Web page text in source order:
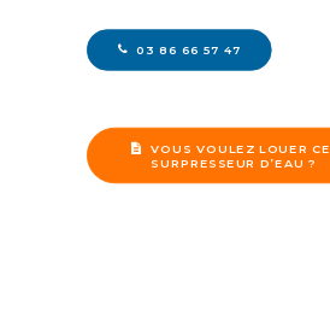
03 86 66 57 47
VOUS VOULEZ LOUER CE
SURPRESSEUR D’EAU ?